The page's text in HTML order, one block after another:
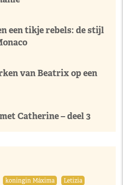
een tikje rebels: de stijl
van Beatrix op een
Catherine – deel 3
koningin Máxima
Letizia